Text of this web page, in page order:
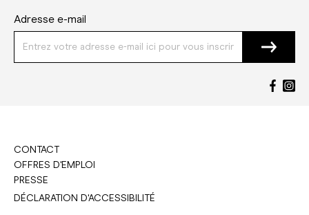
Adresse e-mail
CONTACT
OFFRES D'EMPLOI
PRESSE
DÉCLARATION D'ACCESSIBILITÉ